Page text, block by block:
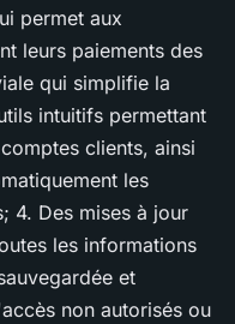
permet aux
leurs paiements des
qui simplifie la
intuitifs permettant
clients, ainsi
les
4. Des mises à jour
les informations
et
non autorisés ou